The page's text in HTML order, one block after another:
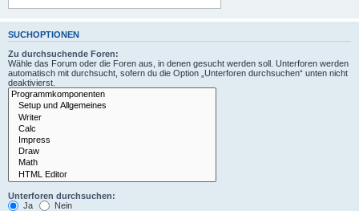
SUCHOPTIONEN
Zu durchsuchende Foren:
Wähle das Forum oder die Foren aus, in denen gesucht werden soll. Unterforen werden
automatisch mit durchsucht, sofern du die Option „Unterforen durchsuchen“ unten nicht
deaktivierst.
Unterforen durchsuchen:
Ja
Nein